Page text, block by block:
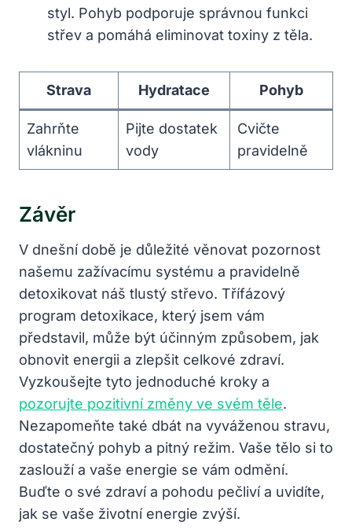
styl. Pohyb podporuje správnou funkci
střev a pomáhá eliminovat toxiny z těla.
Strava Hydratace Pohyb
Zahrňte
vlákninu
Pijte dostatek
vody
Cvičte
pravidelně
Závěr
V dnešní době je důležité věnovat pozornost
našemu zažívacímu systému a pravidelně
detoxikovat náš tlustý střevo. Třífázový
program detoxikace, který jsem vám
představil, může být účinným způsobem, jak
obnovit energii a zlepšit celkové zdraví.
Vyzkoušejte tyto jednoduché kroky a
pozorujte pozitivní změny ve svém těle.
Nezapomeňte také dbát na vyváženou stravu,
dostatečný pohyb a pitný režim. Vaše tělo si to
zaslouží a vaše energie se vám odmění.
Buďte o své zdraví a pohodu pečliví a uvidíte,
jak se vaše životní energie zvýší.